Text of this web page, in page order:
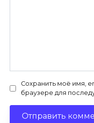
Сохранить моё имя,
браузере для